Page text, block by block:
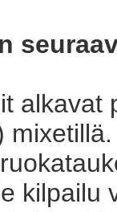
alkavat
kilpailu